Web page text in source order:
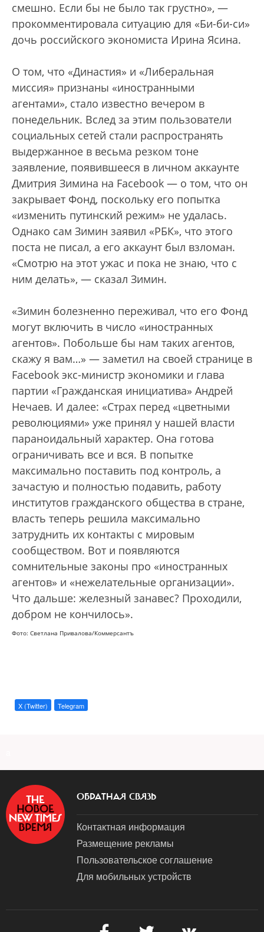
смешно. Если бы не было так грустно», —
прокомментировала ситуацию для «Би-би-си»
дочь российского экономиста Ирина Ясина.
О том, что «Династия» и «Либеральная
миссия» признаны «иностранными
агентами», стало известно вечером в
понедельник. Вслед за этим пользователи
социальных сетей стали распространять
выдержанное в весьма резком тоне
заявление, появившееся в личном аккаунте
Дмитрия Зимина на Facebook — о том, что он
закрывает Фонд, поскольку его попытка
«изменить путинский режим» не удалась.
Однако сам Зимин заявил «РБК», что этого
поста не писал, а его аккаунт был взломан.
«Смотрю на этот ужас и пока не знаю, что с
ним делать», — сказал Зимин.
«Зимин болезненно переживал, что его Фонд
могут включить в число «иностранных
агентов». Побольше бы нам таких агентов,
скажу я вам…» — заметил на своей странице в
Facebook экс-министр экономики и глава
партии «Гражданская инициатива» Андрей
Нечаев. И далее: «Страх перед «цветными
революциями» уже принял у нашей власти
параноидальный характер. Она готова
ограничивать все и вся. В попытке
максимально поставить под контроль, а
зачастую и полностью подавить, работу
институтов гражданского общества в стране,
власть теперь решила максимально
затруднить их контакты с мировым
сообществом. Вот и появляются
сомнительные законы про «иностранных
агентов» и «нежелательные организации».
Что дальше: железный занавес? Проходили,
добром не кончилось».
Фото: Светлана Привалова/Коммерсантъ
X (Twitter) Telegram
ОБРАТНАЯ СВЯЗЬ
Контактная информация
Размещение рекламы
Пользовательское соглашение
Для мобильных устройств